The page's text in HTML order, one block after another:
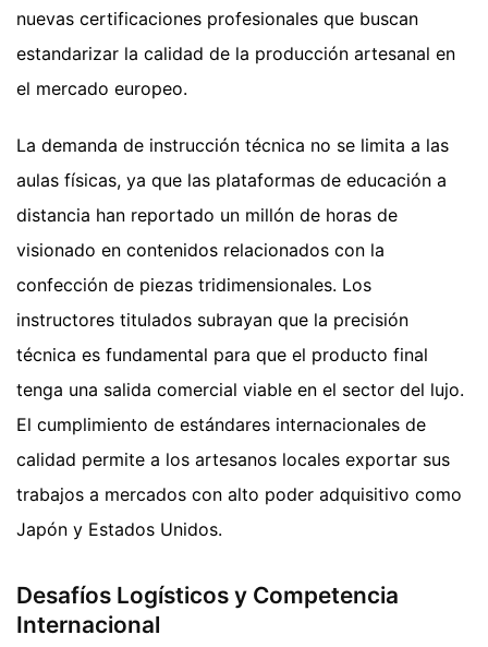
nuevas certificaciones profesionales que buscan
estandarizar la calidad de la producción artesanal en
el mercado europeo.
La demanda de instrucción técnica no se limita a las
aulas físicas, ya que las plataformas de educación a
distancia han reportado un millón de horas de
visionado en contenidos relacionados con la
confección de piezas tridimensionales. Los
instructores titulados subrayan que la precisión
técnica es fundamental para que el producto final
tenga una salida comercial viable en el sector del lujo.
El cumplimiento de estándares internacionales de
calidad permite a los artesanos locales exportar sus
trabajos a mercados con alto poder adquisitivo como
Japón y Estados Unidos.
Desafíos Logísticos y Competencia
Internacional